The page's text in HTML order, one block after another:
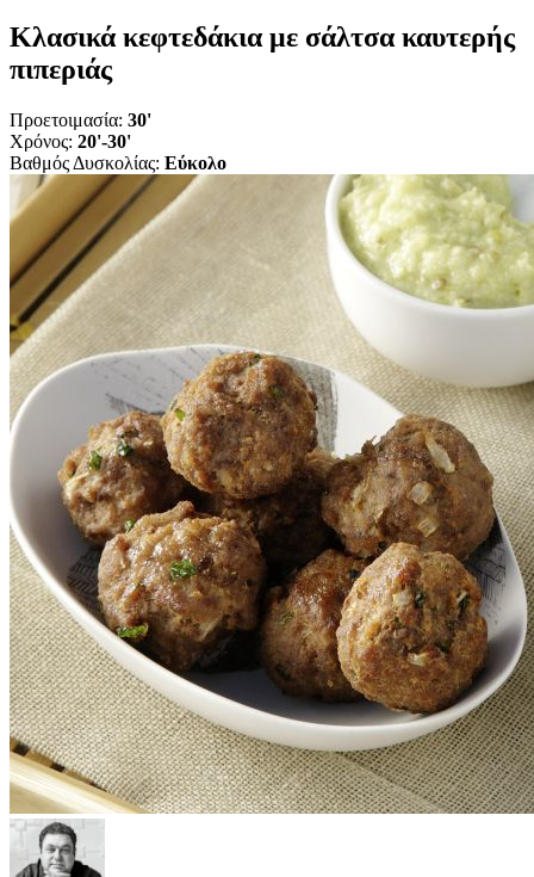
Κλασικά κεφτεδάκια με σάλτσα καυτερής
πιπεριάς
Προετοιμασία: 30'
Χρόνος: 20'-30'
Βαθμός Δυσκολίας: Εύκολο